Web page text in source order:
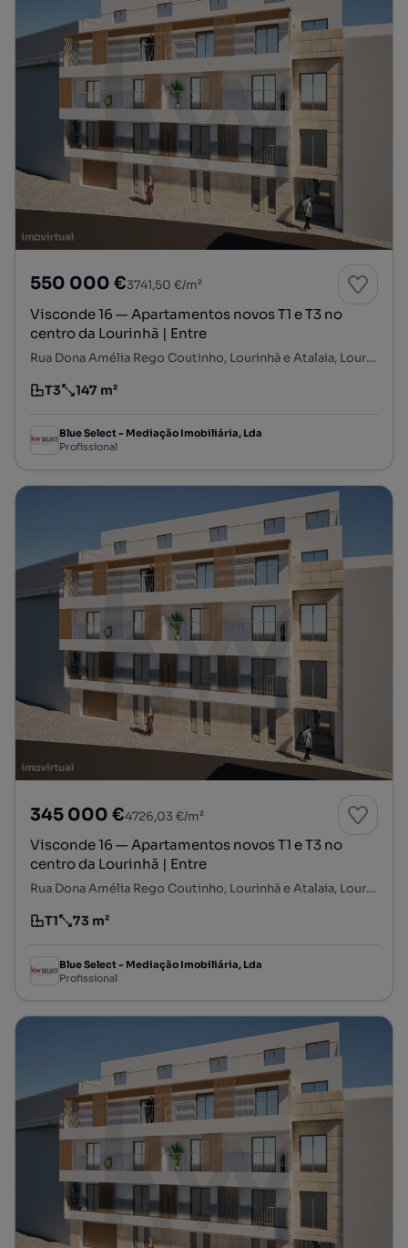
550 000 €3741,50 €/m²
Visconde 16 — Apartamentos novos T1 e T3 no
centro da Lourinhã | Entre
Rua Dona Amélia Rego Coutinho, Lourinhã e Atalaia, Lourinhã, Lisboa
Tipologia
T3
Preço por metro quadrado
147 m²
Blue Select - Mediação Imobiliária, Lda
Profissional
345 000 €4726,03 €/m²
Visconde 16 — Apartamentos novos T1 e T3 no
centro da Lourinhã | Entre
Rua Dona Amélia Rego Coutinho, Lourinhã e Atalaia, Lourinhã, Lisboa
Tipologia
T1
Preço por metro quadrado
73 m²
Blue Select - Mediação Imobiliária, Lda
Profissional